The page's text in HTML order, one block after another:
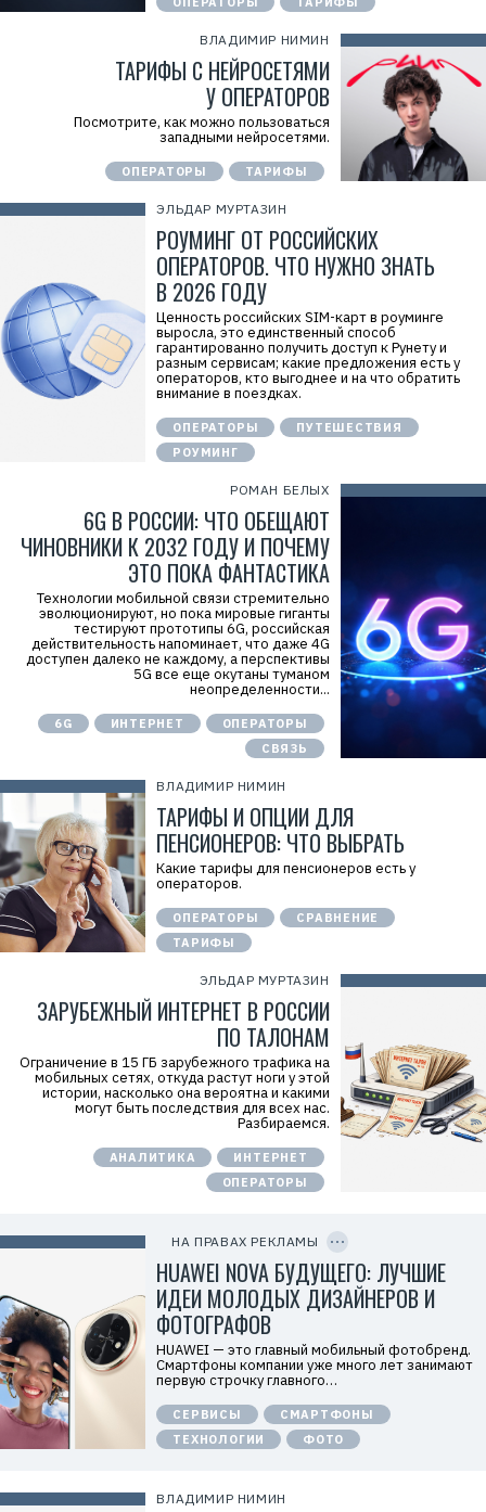
ВЛАДИМИР НИМИН
ТАРИФЫ С НЕЙРОСЕТЯМИ
У ОПЕРАТОРОВ
Посмотрите, как можно пользоваться
западными нейросетями.
ОПЕРАТОРЫ ТАРИФЫ
ЭЛЬДАР МУРТАЗИН
РОУМИНГ ОТ РОССИЙСКИХ
ОПЕРАТОРОВ. ЧТО НУЖНО ЗНАТЬ
В 2026 ГОДУ
Ценность российских SIM-карт в роуминге
выросла, это единственный способ
гарантированно получить доступ к Рунету и
разным сервисам; какие предложения есть у
операторов, кто выгоднее и на что обратить
внимание в поездках.
ОПЕРАТОРЫ
ПУТЕШЕСТВИЯ
РОУМИНГ
РОМАН БЕЛЫХ
6G В РОССИИ: ЧТО ОБЕЩАЮТ
ЧИНОВНИКИ К 2032 ГОДУ И ПОЧЕМУ
ЭТО ПОКА ФАНТАСТИКА
Технологии мобильной связи стремительно
эволюционируют, но пока мировые гиганты
тестируют прототипы 6G, российская
действительность напоминает, что даже 4G
доступен далеко не каждому, а перспективы
5G все еще окутаны туманом
неопределенности...
6G ИНТЕРНЕТ
ОПЕРАТОРЫ
СВЯЗЬ
ВЛАДИМИР НИМИН
ТАРИФЫ И ОПЦИИ ДЛЯ
ПЕНСИОНЕРОВ: ЧТО ВЫБРАТЬ
Какие тарифы для пенсионеров есть у
операторов.
ОПЕРАТОРЫ
СРАВНЕНИЕ
ТАРИФЫ
ЭЛЬДАР МУРТАЗИН
ЗАРУБЕЖНЫЙ ИНТЕРНЕТ В РОССИИ
ПО ТАЛОНАМ
Ограничение в 15 ГБ зарубежного трафика на
мобильных сетях, откуда растут ноги у этой
истории, насколько она вероятна и какими
могут быть последствия для всех нас.
Разбираемся.
АНАЛИТИКА
ИНТЕРНЕТ
ОПЕРАТОРЫ
ВЛАДИМИР НИМИН
НА ПРАВАХ РЕКЛАМЫ
Р
м
E
r
i
d
=
f
n
T
W
Р
к
л
а
м
о
О
О
О
«
х
к
м
п
а
н
I
HUAWEI NOVA БУДУЩЕГО: ЛУЧШИЕ
ИДЕИ МОЛОДЫХ ДИЗАЙНЕРОВ И
ФОТОГРАФОВ
HUAWEI — это главный мобильный фотобренд.
Смартфоны компании уже много лет занимают
первую строчку главного…
СЕРВИСЫ
СМАРТФОНЫ
ТЕХНОЛОГИИ
ФОТО